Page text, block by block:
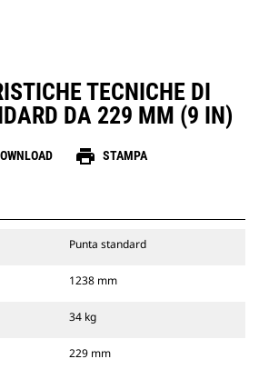
TECNICHE DI
DA 229 MM (9 IN)
print STAMPA
Punta standard
1238 mm
34 kg
229 mm